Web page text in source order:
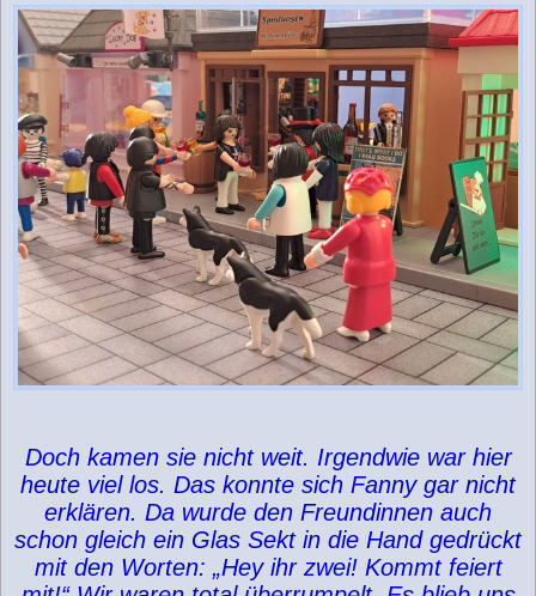
Doch kamen sie nicht weit. Irgendwie war hier
heute viel los. Das konnte sich Fanny gar nicht
erklären. Da wurde den Freundinnen auch
schon gleich ein Glas Sekt in die Hand gedrückt
mit den Worten: „Hey ihr zwei! Kommt feiert